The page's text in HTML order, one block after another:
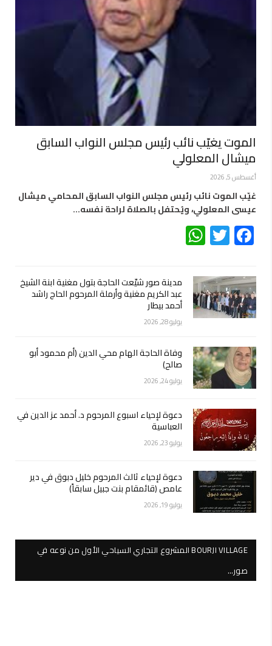
الموت يغيّب نائب رئيس مجلس النواب السابق
ميشال المعلولي
أغسطس 5, 2026
غيّب الموت نائب رئيس مجلس النواب السابق المحامي ميشال
عيسى المعلولي، ويُحتفل بالصلاة لراحة نفسه…
Facebook
Twitter
مدينة صور شيّعت الحاجة بتول مغنية ابنة الشيخ
عبد الكريم مغنية وأرملة المرحوم الحاج راشد
أحمد بيطار
يوليو 28, 2026
وفاة الحاجة الهام محي الدين (أم محمود أبو
صالح)
يوليو 24, 2026
دعوة لإحياء اسبوع المرحوم د. أحمد عز الدين في
العباسية
يوليو 23, 2026
دعوة لإحياء ثالث المرحوم خليل دبوق في دير
عامص (قائمقام بنت جبيل سابقاً)
يوليو 19, 2026
BOURJI VILLAGE المشروع التجاري السياحي الأول من نوعه في
صور…